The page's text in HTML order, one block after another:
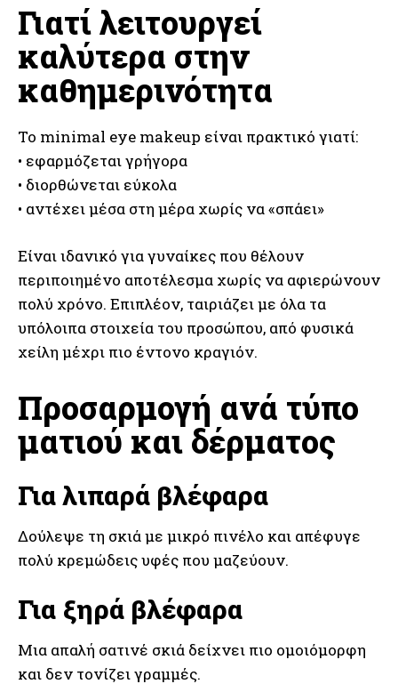
Γιατί λειτουργεί
καλύτερα στην
καθημερινότητα
Το minimal eye makeup είναι πρακτικό γιατί:
• εφαρμόζεται γρήγορα
• διορθώνεται εύκολα
• αντέχει μέσα στη μέρα χωρίς να «σπάει»
Είναι ιδανικό για γυναίκες που θέλουν
περιποιημένο αποτέλεσμα χωρίς να αφιερώνουν
πολύ χρόνο. Επιπλέον, ταιριάζει με όλα τα
υπόλοιπα στοιχεία του προσώπου, από φυσικά
χείλη μέχρι πιο έντονο κραγιόν.
Προσαρμογή ανά τύπο
ματιού και δέρματος
Για λιπαρά βλέφαρα
Δούλεψε τη σκιά με μικρό πινέλο και απέφυγε
πολύ κρεμώδεις υφές που μαζεύουν.
Για ξηρά βλέφαρα
Μια απαλή σατινέ σκιά δείχνει πιο ομοιόμορφη
και δεν τονίζει γραμμές.